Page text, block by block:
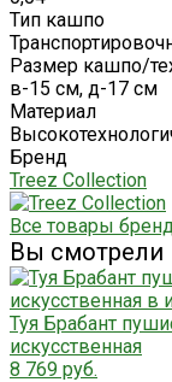
Тип кашпо
Размер кашпо/
в-15 см, д-17 см
Материал
Бренд
Treez Collection
Все товары
Вы смотрели
Туя Брабант
искусственная
8 769 руб.